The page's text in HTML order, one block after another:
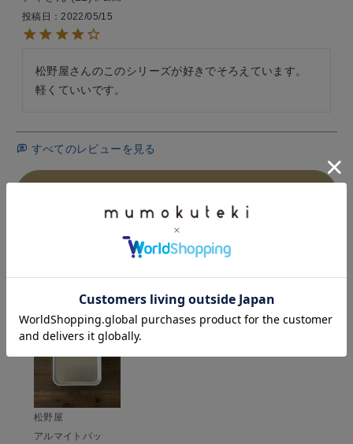
投稿日
2022/05/15
松野屋さんのこのシリーズが好きでそろえています。
軽くていいです。
すべてのレビューを見る
HISTORY
最近チェックした商品
松野屋
アルマイトバッ